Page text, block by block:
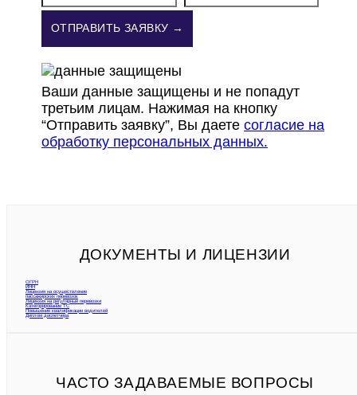
ОТПРАВИТЬ ЗАЯВКУ →
Ваши данные защищены и не попадут
третьим лицам. Нажимая на кнопку
“Отправить заявку”, Вы даете согласие на
обработку персональных данных.
ДОКУМЕНТЫ И ЛИЦЕНЗИИ
ОГРН
ИНН
Лицензия на осуществление
пассажирских перевозок
Лицензия на регулярные перевозки
Категорирование ТС
Повышение квалификации водителей
Диплом диспетчера
ЧАСТО ЗАДАВАЕМЫЕ ВОПРОСЫ